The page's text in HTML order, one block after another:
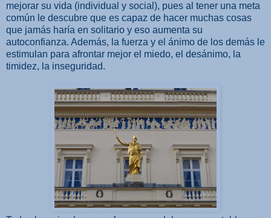
mejorar su vida (individual y social), pues al tener una meta
común le descubre que es capaz de hacer muchas cosas
que jamás haría en solitario y eso aumenta su
autoconfianza. Además, la fuerza y el ánimo de los demás le
estimulan para afrontar mejor el miedo, el desánimo, la
timidez, la inseguridad.